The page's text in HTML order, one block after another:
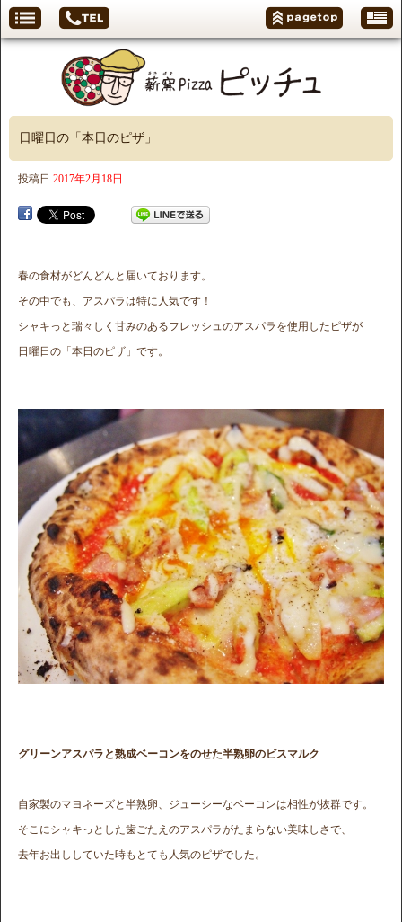
日曜日の「本日のピザ」
投稿日 2017年2月18日
春の食材がどんどんと届いております。
その中でも、アスパラは特に人気です！
シャキっと瑞々しく甘みのあるフレッシュのアスパラを使用したピザが
日曜日の「本日のピザ」です。
グリーンアスパラと熟成ベーコンをのせた半熟卵のビスマルク
自家製のマヨネーズと半熟卵、ジューシーなベーコンは相性が抜群です。
そこにシャキっとした歯ごたえのアスパラがたまらない美味しさで、
去年お出ししていた時もとても人気のピザでした。